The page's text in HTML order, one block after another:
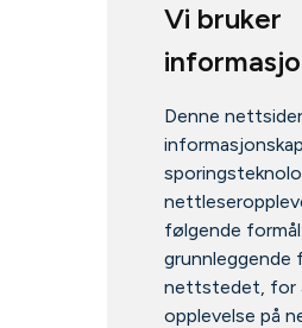
Vi bruker
Denne
følgende formål:
grunnleggende
nettstedet, for
opplevelse på